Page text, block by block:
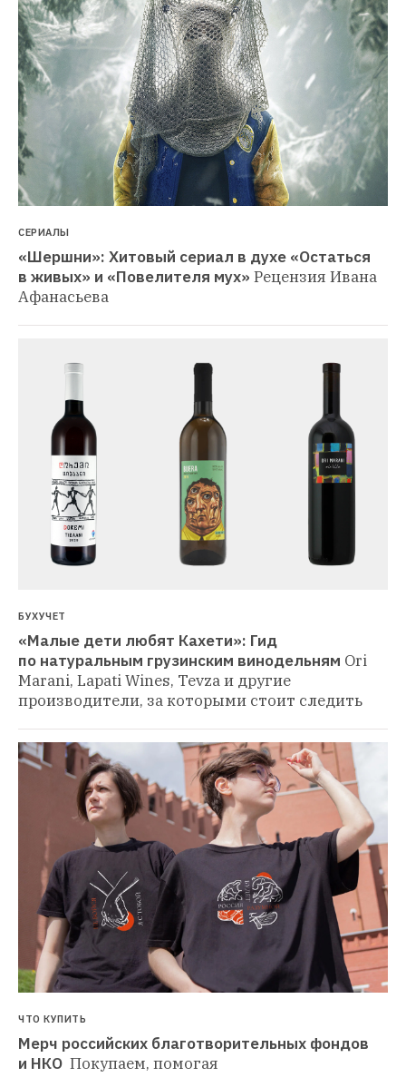
СЕРИАЛЫ
«Шершни»: Хитовый сериал в духе «Остаться
в живых» и «Повелителя мух» Рецензия Ивана
Афанасьева
БУХУЧЕТ
«Малые дети любят Кахети»: Гид
по натуральным грузинским винодельням Ori
Marani, Lapati Wines, Tevza и другие
производители, за которыми стоит следить
ЧТО КУПИТЬ
Мерч российских благотворительных фондов
и НКО Покупаем, помогая